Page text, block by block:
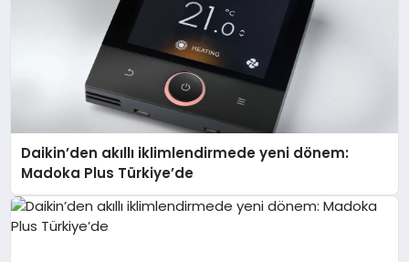
Daikin’den akıllı iklimlendirmede yeni dönem:
Madoka Plus Türkiye’de